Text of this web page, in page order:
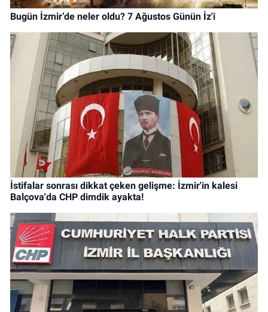
Bugün İzmir’de neler oldu? 7 Ağustos Günün İz'i
İstifalar sonrası dikkat çeken gelişme: İzmir'in kalesi
Balçova'da CHP dimdik ayakta!